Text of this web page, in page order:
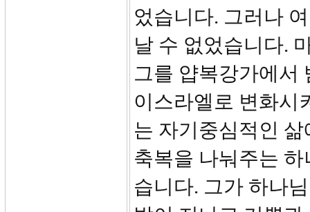
었습니다. 그러나
날 수 없었습니다.
그를 얍복강가에서
이스라엘로 변화시
는 자기중심적인
축복을 나눠주는
습니다. 그가 하나